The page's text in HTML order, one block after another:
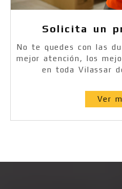
Solicita un
No te quedes con las
mejor atención, los
en toda Vilassar
Ver